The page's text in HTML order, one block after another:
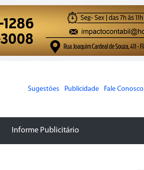
Sugestões Publicidade Fale Conosco
Informe Publicitário